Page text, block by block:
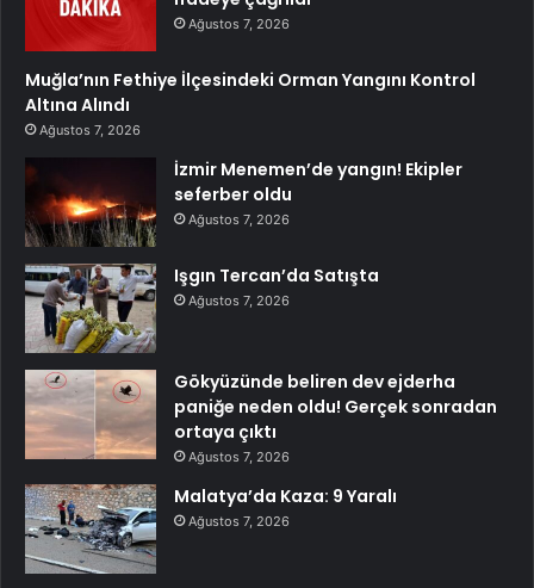
Ağustos 7, 2026
Muğla’nın Fethiye İlçesindeki Orman Yangını Kontrol
Altına Alındı
Ağustos 7, 2026
İzmir Menemen’de yangın! Ekipler
seferber oldu
Ağustos 7, 2026
Işgın Tercan’da Satışta
Ağustos 7, 2026
Gökyüzünde beliren dev ejderha
paniğe neden oldu! Gerçek sonradan
ortaya çıktı
Ağustos 7, 2026
Malatya’da Kaza: 9 Yaralı
Ağustos 7, 2026